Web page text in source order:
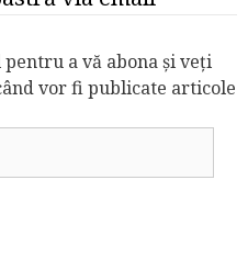
a vă abona și veți
vor fi publicate articole